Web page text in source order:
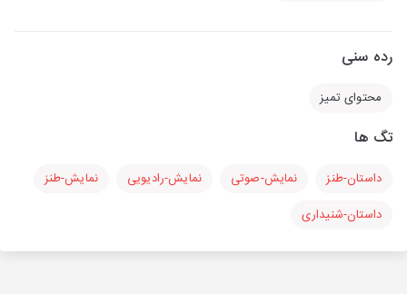
رده سنی
محتوای تمیز
تگ ها
داستان-طنز نمایش-صوتی نمایش-رادیویی
نمایش-طنز
داستان-شنیداری